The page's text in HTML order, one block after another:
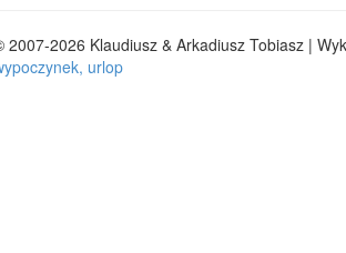
2007-2026 Klaudiusz & Arkadiusz Tobiasz |
urlop